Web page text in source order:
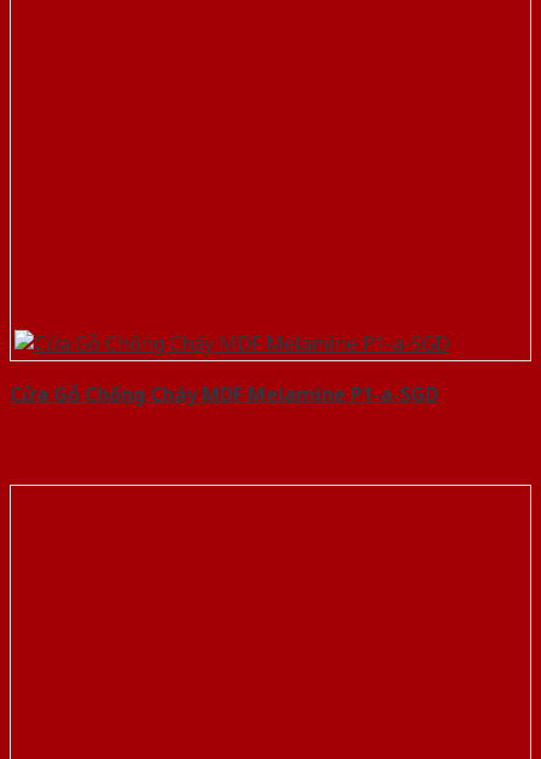
Cửa Gỗ Chống Cháy MDF Melamine P1-a-SGD